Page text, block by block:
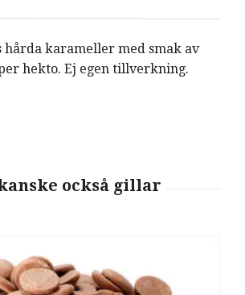
hårda karameller med smak av
hekto. Ej egen tillverkning.